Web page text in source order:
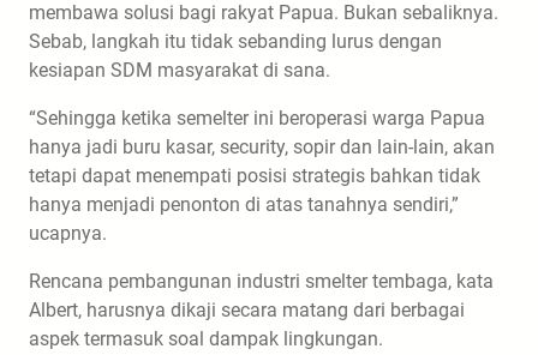
membawa solusi bagi rakyat Papua. Bukan sebaliknya.
Sebab, langkah itu tidak sebanding lurus dengan
kesiapan SDM masyarakat di sana.
“Sehingga ketika semelter ini beroperasi warga Papua
hanya jadi buru kasar, security, sopir dan lain-lain, akan
tetapi dapat menempati posisi strategis bahkan tidak
hanya menjadi penonton di atas tanahnya sendiri,”
ucapnya.
Rencana pembangunan industri smelter tembaga, kata
Albert, harusnya dikaji secara matang dari berbagai
aspek termasuk soal dampak lingkungan.